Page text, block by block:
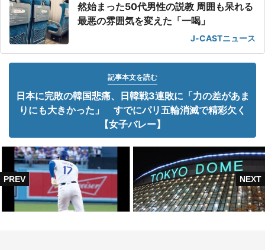
然始まった50代男性の説教 周囲も呆れる
最悪の雰囲気を変えた「一喝」
J-CASTニュース
記事本文を読む
日本に完敗の韓国悲痛、日韓戦3連敗に「力の差があま
りにも大きかった」 すでにパリ五輪消滅で精彩欠く
【女子バレー】